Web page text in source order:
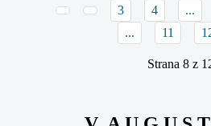
3 4 ...
...
11
Strana 8 z